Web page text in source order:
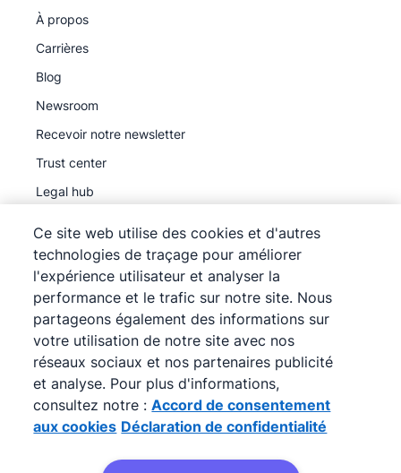
À propos
Carrières
Blog
Newsroom
Recevoir notre newsletter
Trust center
Legal hub
©2026Pipedrive
Pipedrive
Conditions d'utilisation
Pipedrive
Déclaration de confidentialité
Plan du site
Accord de consentement aux cookies
Préférences de cookies
Ce site web utilise des cookies et d'autres
technologies de traçage pour améliorer
l'expérience utilisateur et analyser la
performance et le trafic sur notre site. Nous
partageons également des informations sur
votre utilisation de notre site avec nos
réseaux sociaux et nos partenaires publicité
et analyse. Pour plus d'informations,
consultez notre : Accord de consentement
aux cookies Déclaration de confidentialité